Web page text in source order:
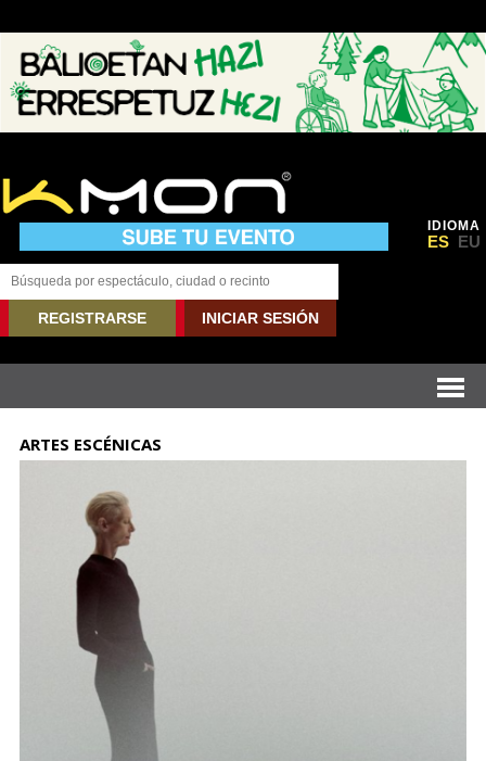
IDIOMA
ES EU
REGISTRARSE INICIAR SESIÓN
ARTES ESCÉNICAS